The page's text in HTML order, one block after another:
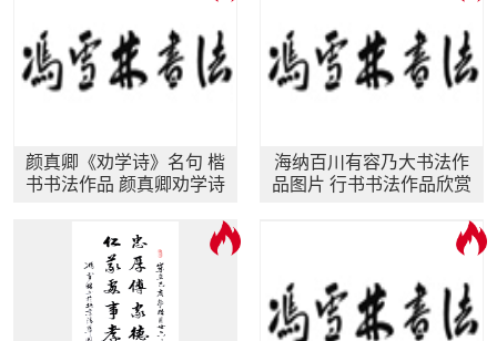
颜真卿《劝学诗》名句 楷
书书法作品 颜真卿劝学诗
海纳百川有容乃大书法作
品图片 行书书法作品欣赏